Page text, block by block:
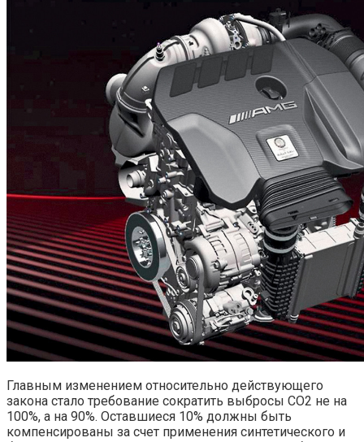
Главным изменением относительно действующего
закона стало требование сократить выбросы CO2 не на
100%, а на 90%. Оставшиеся 10% должны быть
компенсированы за счет применения синтетического и